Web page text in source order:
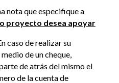
nota que especifique a
proyecto desea apoyar
caso de realizar su
de un cheque,
de atrás del mismo el
de la cuenta de